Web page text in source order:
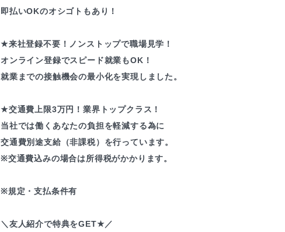
即払いOKのオシゴトもあり！
★来社登録不要！ノンストップで職場見学！
オンライン登録でスピード就業もOK！
就業までの接触機会の最小化を実現しました。
★交通費上限3万円！業界トップクラス！
当社では働くあなたの負担を軽減する為に
交通費別途支給（非課税）を行っています。
※交通費込みの場合は所得税がかかります。
※規定・支払条件有
＼友人紹介で特典をGET★／